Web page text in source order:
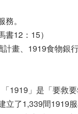
。
12：15）
計畫、1919食物銀
1919」是「要救
立了1,339間1919